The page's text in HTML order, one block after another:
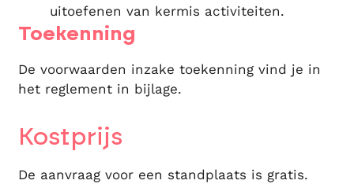
uitoefenen van kermis activiteiten.
Toekenning
De voorwaarden inzake toekenning vind je in
het reglement in bijlage.
Kostprijs
De aanvraag voor een standplaats is gratis.